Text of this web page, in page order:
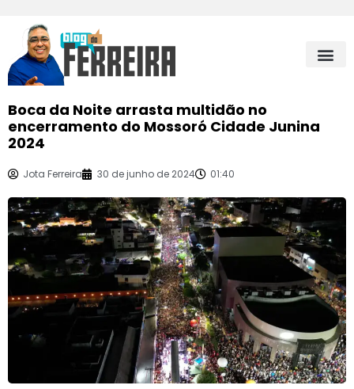
Boca da Noite arrasta multidão no
encerramento do Mossoró Cidade Junina
2024
Jota Ferreira 30 de junho de 2024 01:40